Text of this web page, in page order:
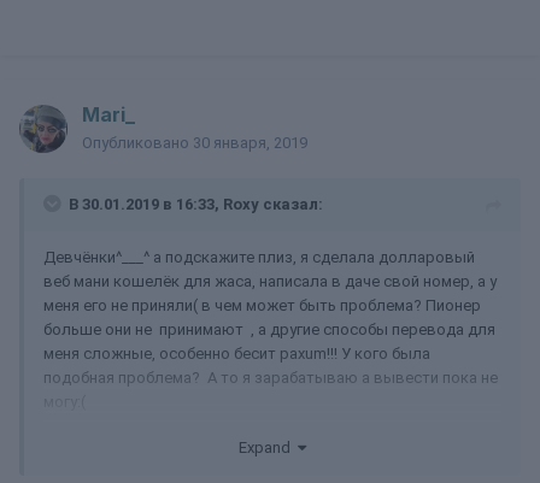
Mari_
Опубликовано 30 января, 2019
В 30.01.2019 в 16:33, Roxy сказал:
Девчёнки^___^ а подскажите плиз, я сделала долларовый
веб мани кошелёк для жаса, написала в даче свой номер, а у
меня его не приняли( в чем может быть проблема? Пионер
больше они не принимают , а другие способы перевода для
меня сложные, особенно бесит paxum!!! У кого была
подобная проблема? А то я зарабатываю а вывести пока не
Expand